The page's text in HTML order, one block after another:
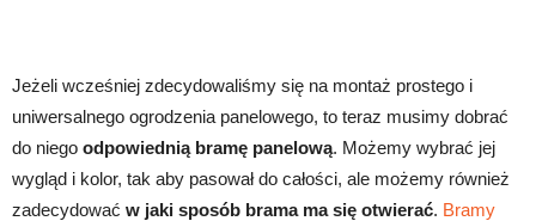
Jeżeli wcześniej zdecydowaliśmy się na montaż prostego i
uniwersalnego ogrodzenia panelowego, to teraz musimy dobrać
do niego odpowiednią bramę panelową. Możemy wybrać jej
wygląd i kolor, tak aby pasował do całości, ale możemy również
zadecydować w jaki sposób brama ma się otwierać. Bramy